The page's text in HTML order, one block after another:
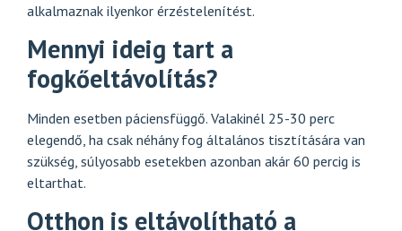
alkalmaznak ilyenkor érzéstelenítést.
Mennyi ideig tart a
fogkőeltávolítás?
Minden esetben páciensfüggő. Valakinél 25-30 perc
elegendő, ha csak néhány fog általános tisztítására van
szükség, súlyosabb esetekben azonban akár 60 percig is
eltarthat.
Otthon is eltávolítható a